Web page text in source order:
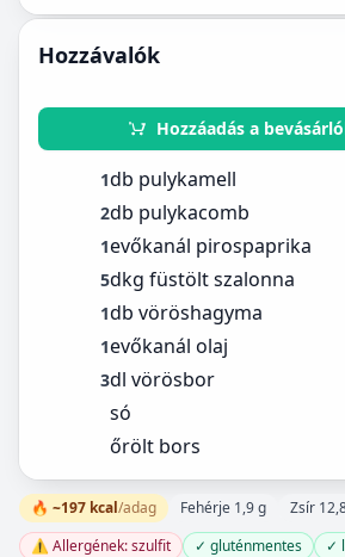
Hozzávalók
Hozzáadás a
1db pulykamell
2db pulykacomb
1evőkanál pirospaprika
5dkg füstölt szalonna
1db vöröshagyma
1evőkanál olaj
3dl vörösbor
só
őrölt bors
🔥 ~197 kcal/adag Fehérje 1,9 g Zsír
⚠️ Allergének: szulfit
✓ gluténmentes
✓